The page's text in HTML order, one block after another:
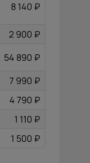
8 140 ₽
2 900 ₽
54 890 ₽
7 990 ₽
4 790 ₽
1 110 ₽
1 500 ₽